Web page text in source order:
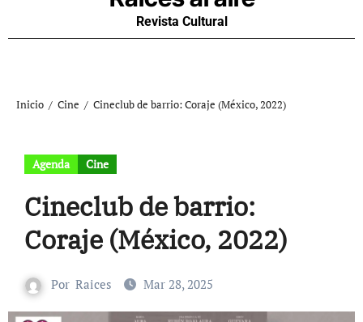
Revista Cultural
Inicio Cine Cineclub de barrio: Coraje (México, 2022)
Agenda Cine
Cineclub de barrio:
Coraje (México, 2022)
Por Raices Mar 28, 2025